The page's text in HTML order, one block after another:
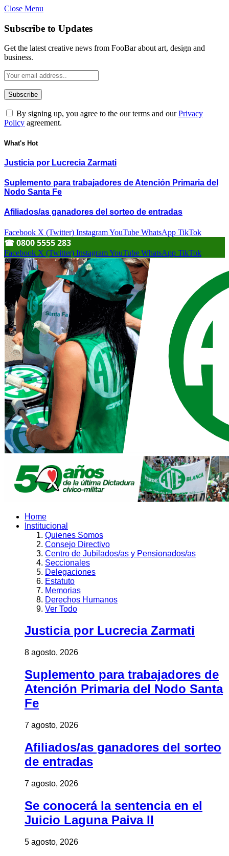
Close Menu
Subscribe to Updates
Get the latest creative news from FooBar about art, design and
business.
By signing up, you agree to the our terms and ourPrivacy
Policy agreement.
What's Hot
Justicia por Lucrecia Zarmati
Suplemento para trabajadores de Atención Primaria del
Nodo Santa Fe
Afiliados/as ganadores del sorteo de entradas
Facebook X (Twitter) InstagramYouTube WhatsApp TikTok
☎︎ 0800 5555 283
Facebook X (Twitter) InstagramYouTube WhatsApp TikTok
Home
Institucional
Quienes Somos
Consejo Directivo
Centro de Jubilados/as y Pensionados/as
Seccionales
Delegaciones
Estatuto
Memorias
Derechos Humanos
Ver Todo
Justicia por Lucrecia Zarmati
8 agosto, 2026
Suplemento para trabajadores de
Atención Primaria del Nodo Santa
Fe
7 agosto, 2026
Afiliados/as ganadores del sorteo
de entradas
7 agosto, 2026
Se conocerá la sentencia en el
Juicio Laguna Paiva II
5 agosto, 2026